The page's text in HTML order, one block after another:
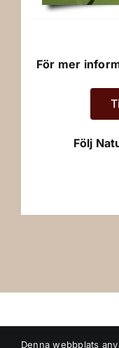
För mer
Följ
Denna webbplats